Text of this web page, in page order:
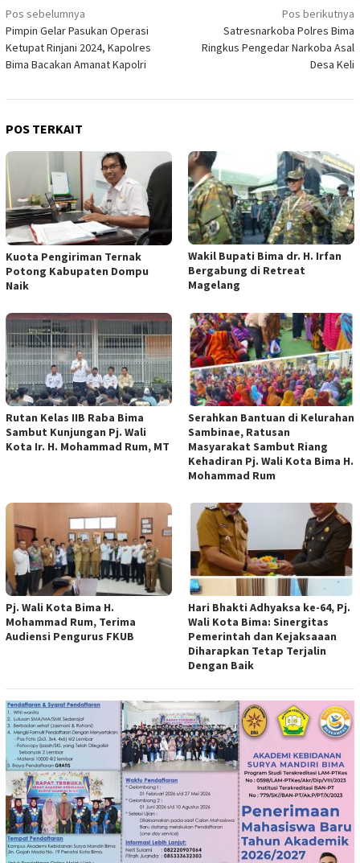
Navigasi
pos
Pos sebelumnya
Pimpin Gelar Pasukan Operasi
Ketupat Rinjani 2024, Kapolres
Bima Bacakan Amanat Kapolri
Pos berikutnya
Satresnarkoba Polres Bima
Ringkus Pengedar Narkoba Asal
Desa Keli
POS TERKAIT
Kuota Pengiriman Ternak
Potong Kabupaten Dompu
Naik
Wakil Bupati Bima dr. H. Irfan
Bergabung di Retreat
Magelang
Rutan Kelas IIB Raba Bima
Sambut Kunjungan Pj. Wali
Kota Ir. H. Mohammad Rum, MT
Serahkan Bantuan di Kelurahan
Sambinae, Ratusan
Masyarakat Sambut Riang
Kehadiran Pj. Wali Kota Bima H.
Mohammad Rum
Pj. Wali Kota Bima H.
Mohammad Rum, Terima
Audiensi Pengurus FKUB
Hari Bhakti Adhyaksa ke-64, Pj.
Wali Kota Bima: Sinergitas
Pemerintah dan Kejaksaaan
Diharapkan Tetap Terjalin
Dengan Baik